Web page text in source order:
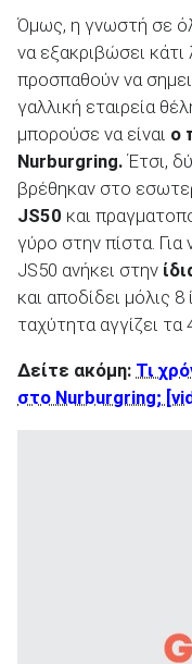
Όμως, η γνωστή σε
να εξακριβώσει
προσπαθούν να
γαλλική εταιρεία
μπορούσε να είναι ο
Nurburgring. Έτσι,
βρέθηκαν στο
JS50 και
γύρο στην πίστα.
JS50 ανήκει στην
και αποδίδει μόλις
ταχύτητα αγγίζει τα
Δείτε ακόμη: Τι
στο Nurburgring;